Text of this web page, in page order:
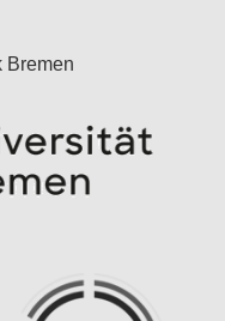
Bremen